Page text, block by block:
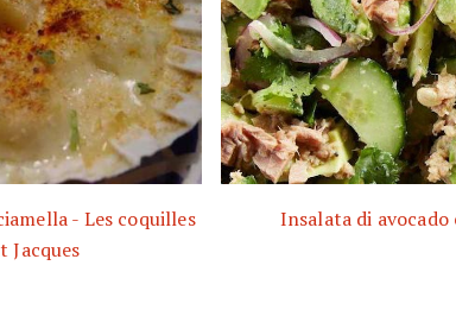
- Les coquilles
Jacques
Insalata di